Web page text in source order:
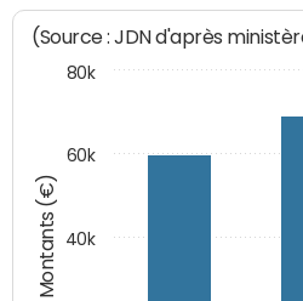
Montants (€)
(Source : JDN d'après
40k
60k
80k